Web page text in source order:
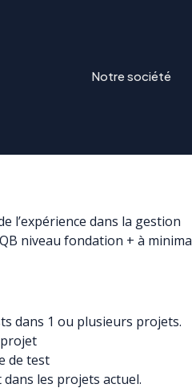
Notre société
l’expérience dans la gestion
niveau fondation + à minima
dans 1 ou plusieurs projets.
de test
les projets actuel.